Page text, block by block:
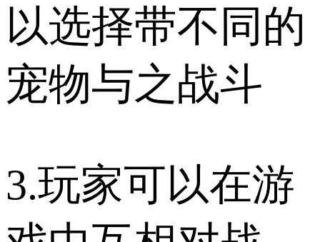
以选择带不同的
宠物与之战斗
3.玩家可以在游